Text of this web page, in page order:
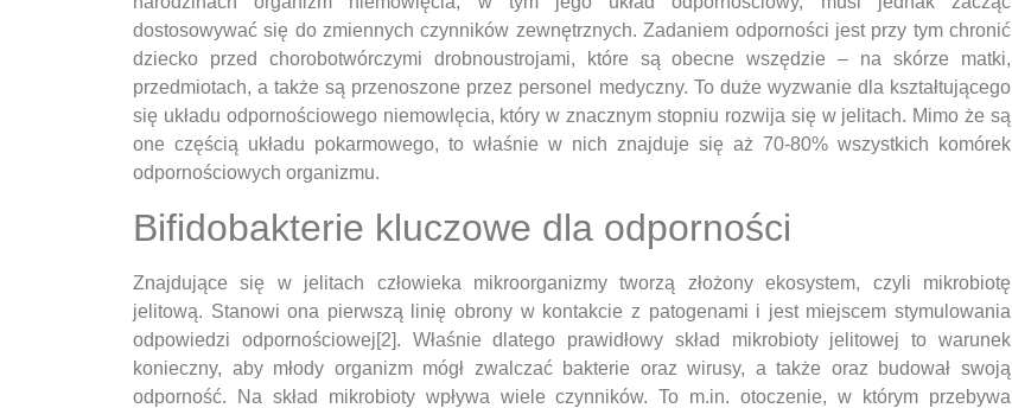
dostosowywać się do zmiennych czynników zewnętrznych. Zadaniem odporności jest przy tym chronić
dziecko przed chorobotwórczymi drobnoustrojami, które są obecne wszędzie – na skórze matki,
przedmiotach, a także są przenoszone przez personel medyczny. To duże wyzwanie dla kształtującego
się układu odpornościowego niemowlęcia, który w znacznym stopniu rozwija się w jelitach. Mimo że są
one częścią układu pokarmowego, to właśnie w nich znajduje się aż 70-80% wszystkich komórek
odpornościowych organizmu.
Bifidobakterie kluczowe dla odporności
Znajdujące się w jelitach człowieka mikroorganizmy tworzą złożony ekosystem, czyli mikrobiotę
jelitową. Stanowi ona pierwszą linię obrony w kontakcie z patogenami i jest miejscem stymulowania
odpowiedzi odpornościowej[2]. Właśnie dlatego prawidłowy skład mikrobioty jelitowej to warunek
konieczny, aby młody organizm mógł zwalczać bakterie oraz wirusy, a także oraz budował swoją
odporność. Na skład mikrobioty wpływa wiele czynników. To m.in. otoczenie, w którym przebywa